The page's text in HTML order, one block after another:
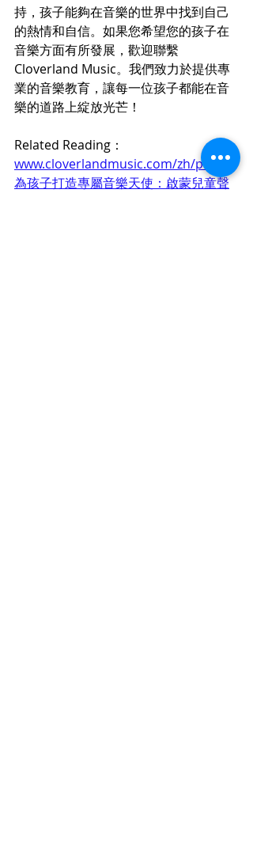
持，孩子能夠在音樂的世界中找到自己
的熱情和自信。如果您希望您的孩子在
音樂方面有所發展，歡迎聯繫
Cloverland Music。我們致力於提供專
業的音樂教育，讓每一位孩子都能在音
樂的道路上綻放光芒！
Related Reading：
www.cloverlandmusic.com/zh/post/
為孩子打造專屬音樂天使：啟蒙兒童聲